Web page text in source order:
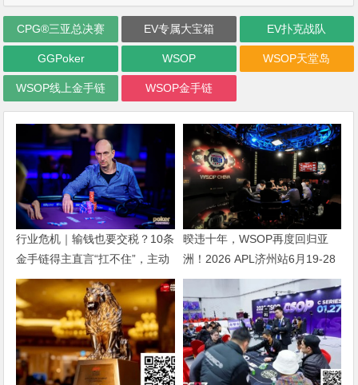
CPG®三亚总决赛 EV专属大宝箱 EV扑克战队
GGPoker WSOP WSOP天堂岛
WSOP线上金手链 WSOP金手链
行业危机｜输钱也要交税？10条
金手链得主直言“扛不住”，主动
砍掉四分之三比赛
暌违十年，WSOP再度回归亚
洲！2026 APL济州站6月19-28
日盛大登场！